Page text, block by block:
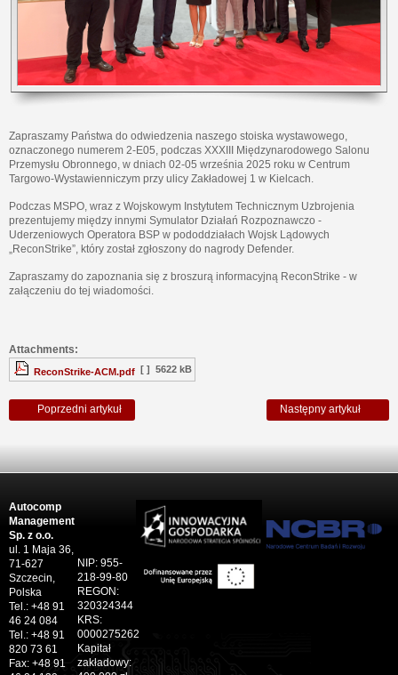
Zapraszamy Państwa do odwiedzenia naszego stoiska wystawowego,
oznaczonego numerem 2-E05, podczas XXXIII Międzynarodowego Salonu
Przemysłu Obronnego, w dniach 02-05 września 2025 roku w Centrum
Targowo-Wystawienniczym przy ulicy Zakładowej 1 w Kielcach.
Podczas MSPO, wraz z Wojskowym Instytutem Technicznym Uzbrojenia
prezentujemy między innymi Symulator Działań Rozpoznawczo -
Uderzeniowych Operatora BSP w pododdziałach Wojsk Lądowych
„ReconStrike”, który został zgłoszony do nagrody Defender.
Zapraszamy do zapoznania się z broszurą informacyjną ReconStrike - w
załączeniu do tej wiadomości.
Attachments:
ReconStrike-ACM.pdf [ ] 5622 kB
Poprzedni artykuł Następny artykuł
Autocomp
Management
Sp. z o.o.
ul. 1 Maja 36,
71-627
Szczecin,
Polska
Tel.: +48 91
46 24 084
Tel.: +48 91
820 73 61
Fax: +48 91
NIP: 955-
218-99-80
REGON:
320324344
KRS:
0000275262
Kapitał
zakładowy: